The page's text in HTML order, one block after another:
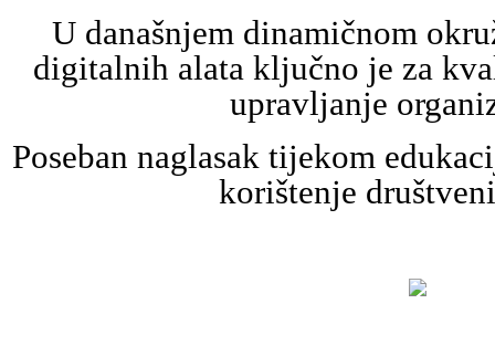
U današnjem dinamičnom
digitalnih alata ključno je za
upravljanje
Poseban naglasak tijekom
korištenje